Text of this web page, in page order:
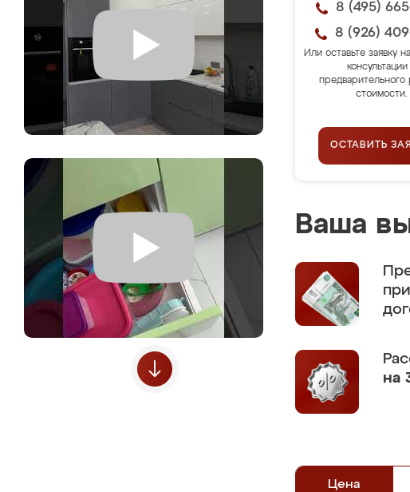
8 (495)
8 (926)
Или оставьте заявку
консультации
предварительного
стоимости.
ОСТАВИТЬ
Ваша
на
Цена